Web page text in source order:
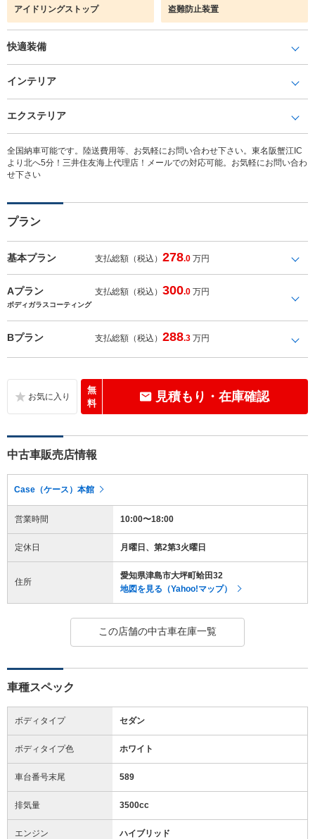
アイドリングストップ 盗難防止装置
快適装備
インテリア
エクステリア
全国納車可能です。陸送費用等、お気軽にお問い合わせ下さい。東名阪蟹江IC
より北へ5分！三井住友海上代理店！メールでの対応可能。お気軽にお問い合わ
せ下さい
プラン
基本プラン 支払総額（税込）278.0 万円
Aプラン 支払総額（税込）300.0 万円
ボディガラスコーティング
Bプラン 支払総額（税込）288.3 万円
無
料
見積もり・在庫確認
中古車販売店情報
Case（ケース）本館
営業時間 10:00〜18:00
定休日 月曜日、第2第3火曜日
住所
愛知県津島市大坪町蛤田32
地図を見る（Yahoo!マップ）
この店舗の中古車在庫一覧
車種スペック
ボディタイプ セダン
ボディタイプ色 ホワイト
車台番号末尾 589
排気量 3500cc
エンジン ハイブリッド